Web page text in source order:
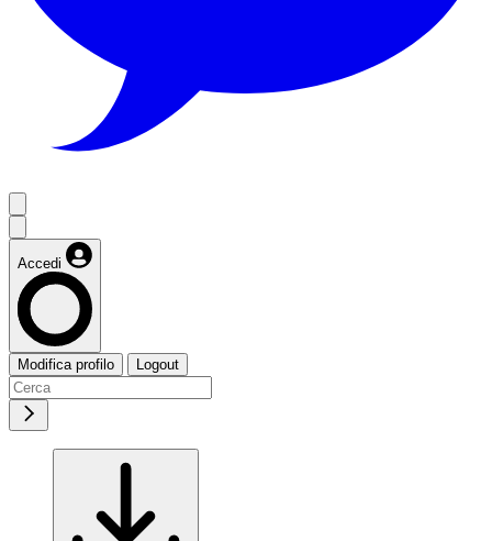
Accedi
Modifica profilo Logout